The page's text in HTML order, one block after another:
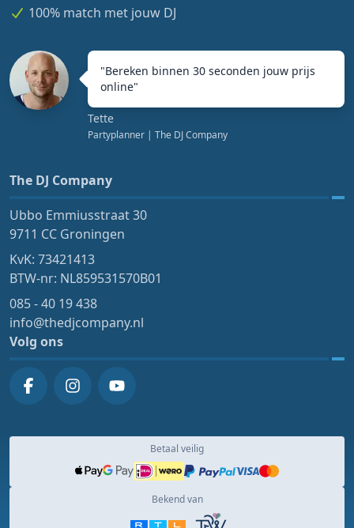
100% match met jouw DJ
"Bereken binnen 30 seconden jouw prijs
online"
Tette
Partyplanner | The DJ Company
The DJ Company
Ubbo Emmiusstraat 30
9711 CC Groningen
KvK: 73421413
BTW-nr: NL859531570B01
085 - 40 19 438
info@thedjcompany.nl
Volg ons
Betaal veilig
Bekend van